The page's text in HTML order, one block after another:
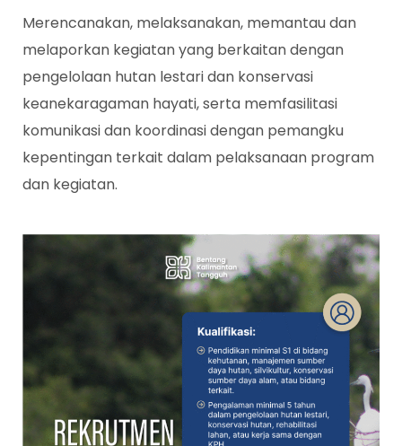
Merencanakan, melaksanakan, memantau dan
melaporkan kegiatan yang berkaitan dengan
pengelolaan hutan lestari dan konservasi
keanekaragaman hayati, serta memfasilitasi
komunikasi dan koordinasi dengan pemangku
kepentingan terkait dalam pelaksanaan program
dan kegiatan.